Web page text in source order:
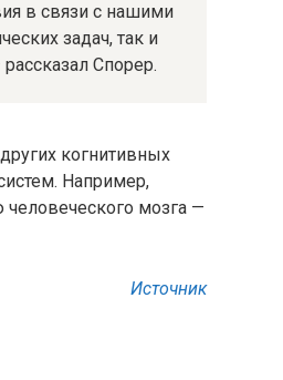
в связи с нашими
задач, так и
Спорер.
когнитивных
Например,
мозга —
Источник